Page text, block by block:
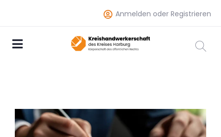
Anmelden oder Registrieren